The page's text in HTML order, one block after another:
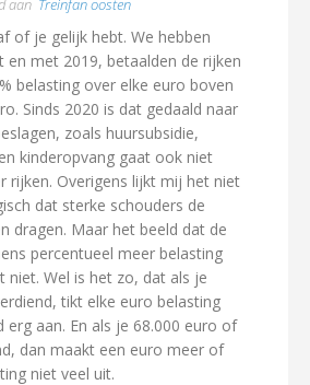
aan Treinfan oosten
of je gelijk hebt. We hebben
en met 2019, betaalden de rijken
belasting over elke euro boven
Sinds 2020 is dat gedaald naar
zoals huursubsidie,
kinderopvang gaat ook niet
rijken. Overigens lijkt mij het niet
dat sterke schouders de
dragen. Maar het beeld dat de
percentueel meer belasting
niet. Wel is het zo, dat als je
tikt elke euro belasting
erg aan. En als je 68.000 euro of
dan maakt een euro meer of
niet veel uit.